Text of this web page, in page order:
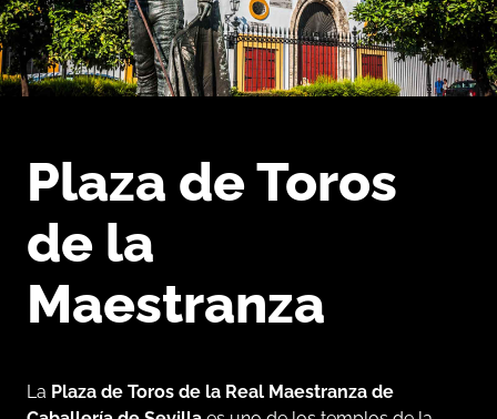
Plaza de Toros
de la
Maestranza
La Plaza de Toros de la Real Maestranza de